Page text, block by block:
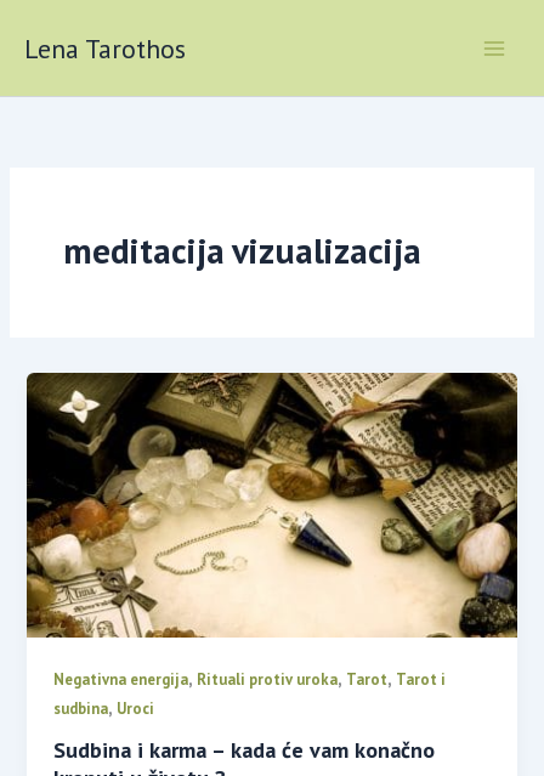
Lena Tarothos
meditacija vizualizacija
Negativna energija, Rituali protiv uroka, Tarot, Tarot i
sudbina, Uroci
Sudbina i karma – kada će vam konačno